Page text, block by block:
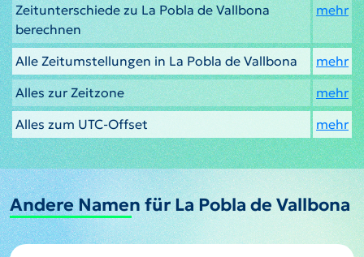
Zeitunterschiede zu La Pobla de Vallbona
berechnen
mehr
Alle Zeitumstellungen in La Pobla de Vallbona
mehr
Alles zur Zeitzone
mehr
Alles zum UTC-Offset
mehr
Andere Namen für La Pobla de Vallbona